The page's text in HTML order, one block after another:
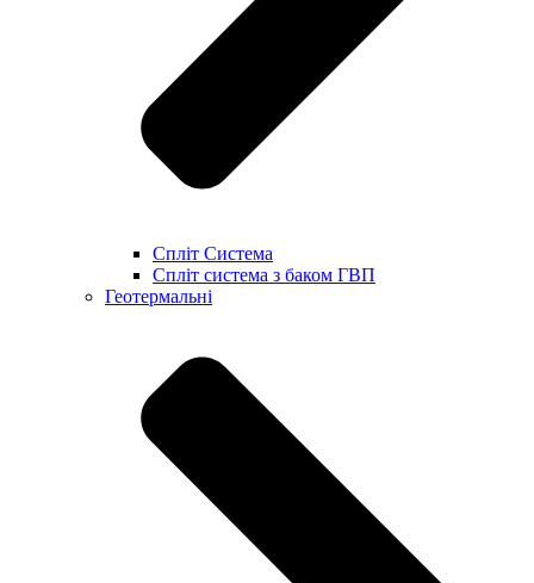
Спліт Система
Спліт система з баком ГВП
Геотермальні